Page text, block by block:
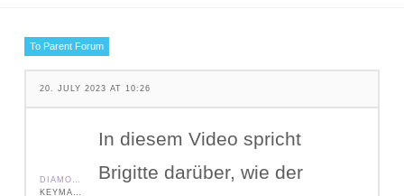
To Parent Forum
20. JULY 2023 AT 10:26
DIAMOND SHIELD ZAPPER IE
KEYMASTER
In diesem Video spricht
Brigitte darüber, wie der